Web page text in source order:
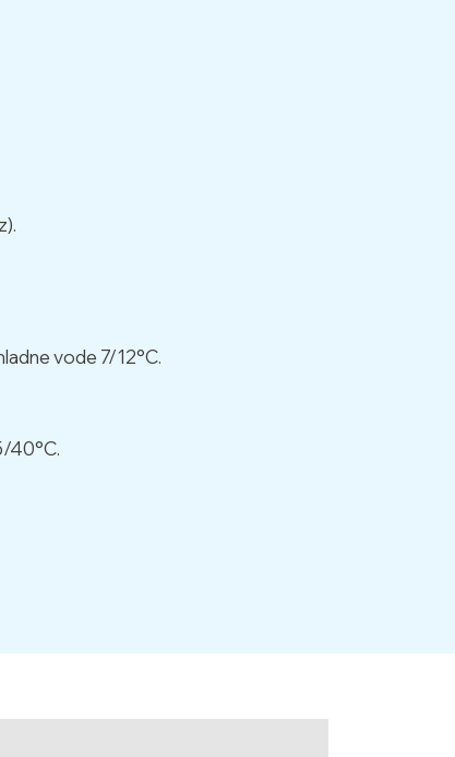
vode 7/12°C.
40°C.